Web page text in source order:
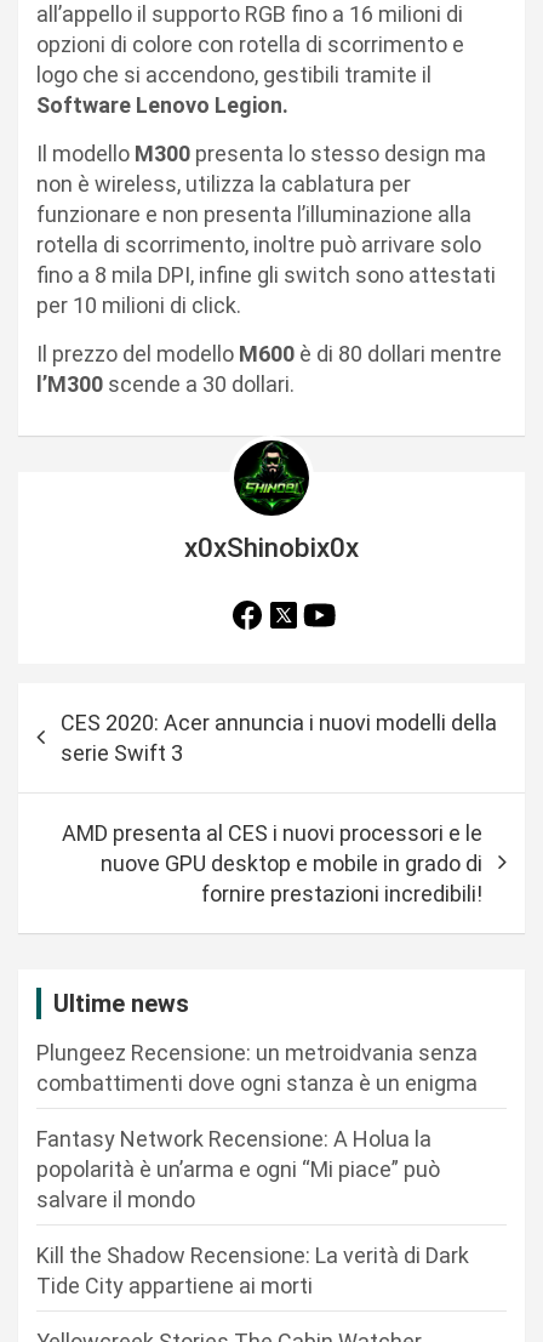
all’appello il supporto RGB fino a 16 milioni di
opzioni di colore con rotella di scorrimento e
logo che si accendono, gestibili tramite il
Software Lenovo Legion.
Il modello M300 presenta lo stesso design ma
non è wireless, utilizza la cablatura per
funzionare e non presenta l’illuminazione alla
rotella di scorrimento, inoltre può arrivare solo
fino a 8 mila DPI, infine gli switch sono attestati
per 10 milioni di click.
Il prezzo del modello M600 è di 80 dollari mentre
l’M300 scende a 30 dollari.
x0xShinobix0x
z
CES 2020: Acer annuncia i nuovi modelli della
serie Swift 3
AMD presenta al CES i nuovi processori e le
nuove GPU desktop e mobile in grado di
fornire prestazioni incredibili!
Ultime news
Plungeez Recensione: un metroidvania senza
combattimenti dove ogni stanza è un enigma
Fantasy Network Recensione: A Holua la
popolarità è un’arma e ogni “Mi piace” può
salvare il mondo
Kill the Shadow Recensione: La verità di Dark
Tide City appartiene ai morti